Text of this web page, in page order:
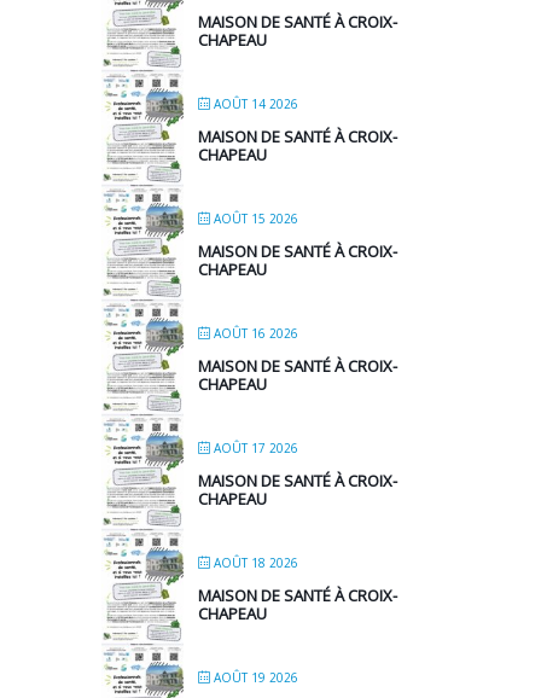
MAISON DE SANTÉ À CROIX-
CHAPEAU
AOÛT 14 2026
MAISON DE SANTÉ À CROIX-
CHAPEAU
AOÛT 15 2026
MAISON DE SANTÉ À CROIX-
CHAPEAU
AOÛT 16 2026
MAISON DE SANTÉ À CROIX-
CHAPEAU
AOÛT 17 2026
MAISON DE SANTÉ À CROIX-
CHAPEAU
AOÛT 18 2026
MAISON DE SANTÉ À CROIX-
CHAPEAU
AOÛT 19 2026